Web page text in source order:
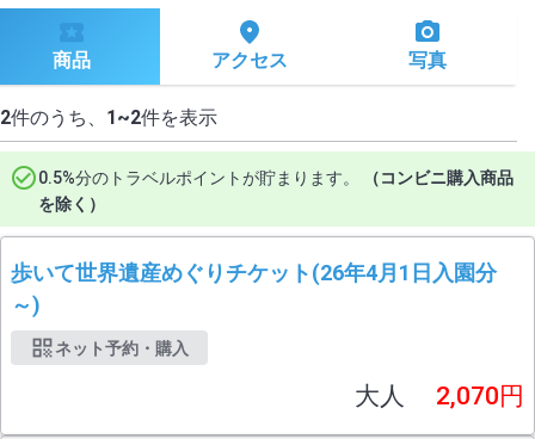
商品 アクセス 写真
2件のうち、 1~2件を表示
0.5%分のトラベルポイントが貯まります。
（コンビニ購入商品
を除く）
歩いて世界遺産めぐりチケット(26年4月1日入園分
～)
ネット予約・購入
大人 2,070円